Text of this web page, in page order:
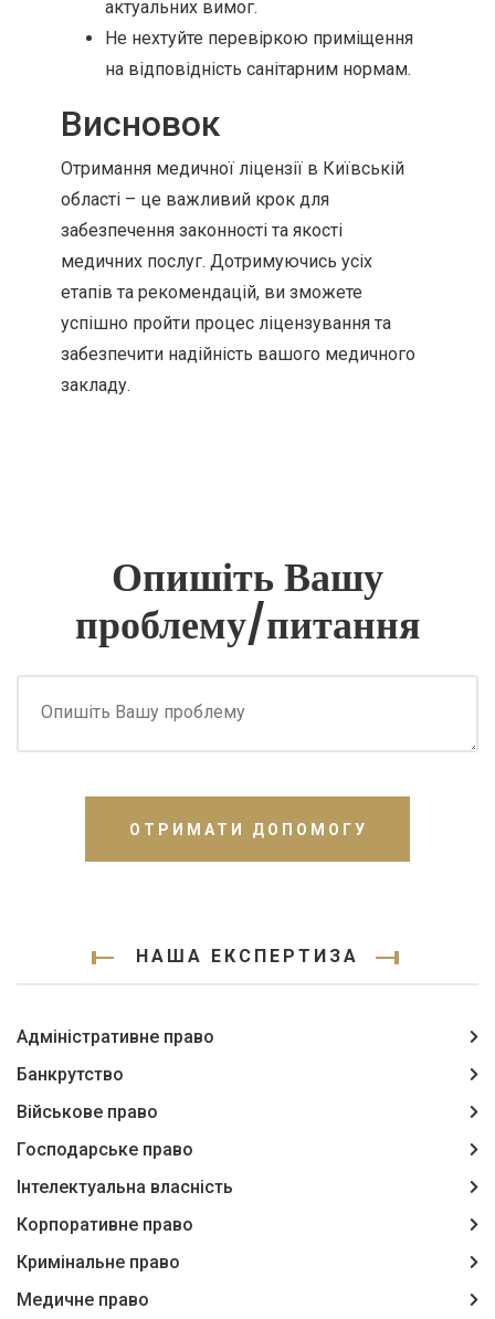
актуальних вимог.
Не нехтуйте перевіркою приміщення
на відповідність санітарним нормам.
Висновок
Отримання медичної ліцензії в Київській
області – це важливий крок для
забезпечення законності та якості
медичних послуг. Дотримуючись усіх
етапів та рекомендацій, ви зможете
успішно пройти процес ліцензування та
забезпечити надійність вашого медичного
закладу.
Опишіть Вашу
проблему/питання
ОТРИМАТИ ДОПОМОГУ
НАША ЕКСПЕРТИЗА
Адміністративне право
Банкрутство
Військове право
Господарське право
Інтелектуальна власність
Корпоративне право
Кримінальне право
Медичне право